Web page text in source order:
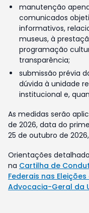
manutenção
comunicados
informativos,
museus, à
programação
transparência;
submissão prévia
dúvida à unidade
institucional e,
As medidas serão
de 2026, data do
25 de outubro de
Orientações
na Cartilha de
Federais nas
Advocacia-Geral da